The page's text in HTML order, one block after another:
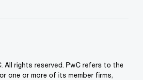
All rights reserved. PwC refers to the
one or more of its member firms,